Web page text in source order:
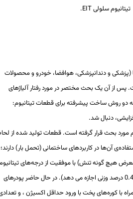
سلولیEIT
.
و دندانپزشکی، هوافضا، خودرو و محصولات
آن یک بحث مختصر در مورد رفتار آلیاژهای
دو روش ساخت پیشرفته برای قطعات تیتانیوم:
دنبال شد.
بحث قرار گرفته است. قطعات تولید شده از لحاظ
آن‌ها در کاربردهای ساختمانی (تحمل بار) دارند؛ با
هیچ گونه تنش) با موفقیت از درجه‌های تیتانیوم
خالص تجاری تولید شده اند (که تا 0.4 درصد وزنی اجازه می دهد). در حال حاضر پودرهای
کوره‌های پخت با ورود حداقل اکسیژن ، و تعدادی از